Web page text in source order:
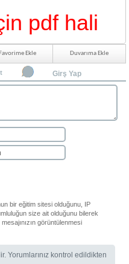
pdf hali
Favorime Ekle Duvarıma Ekle
Girş Yap
bir eğitim sitesi olduğunu, IP
size ait olduğunu bilerek
görüntülenmesi
Yorumlarınız kontrol edildikten